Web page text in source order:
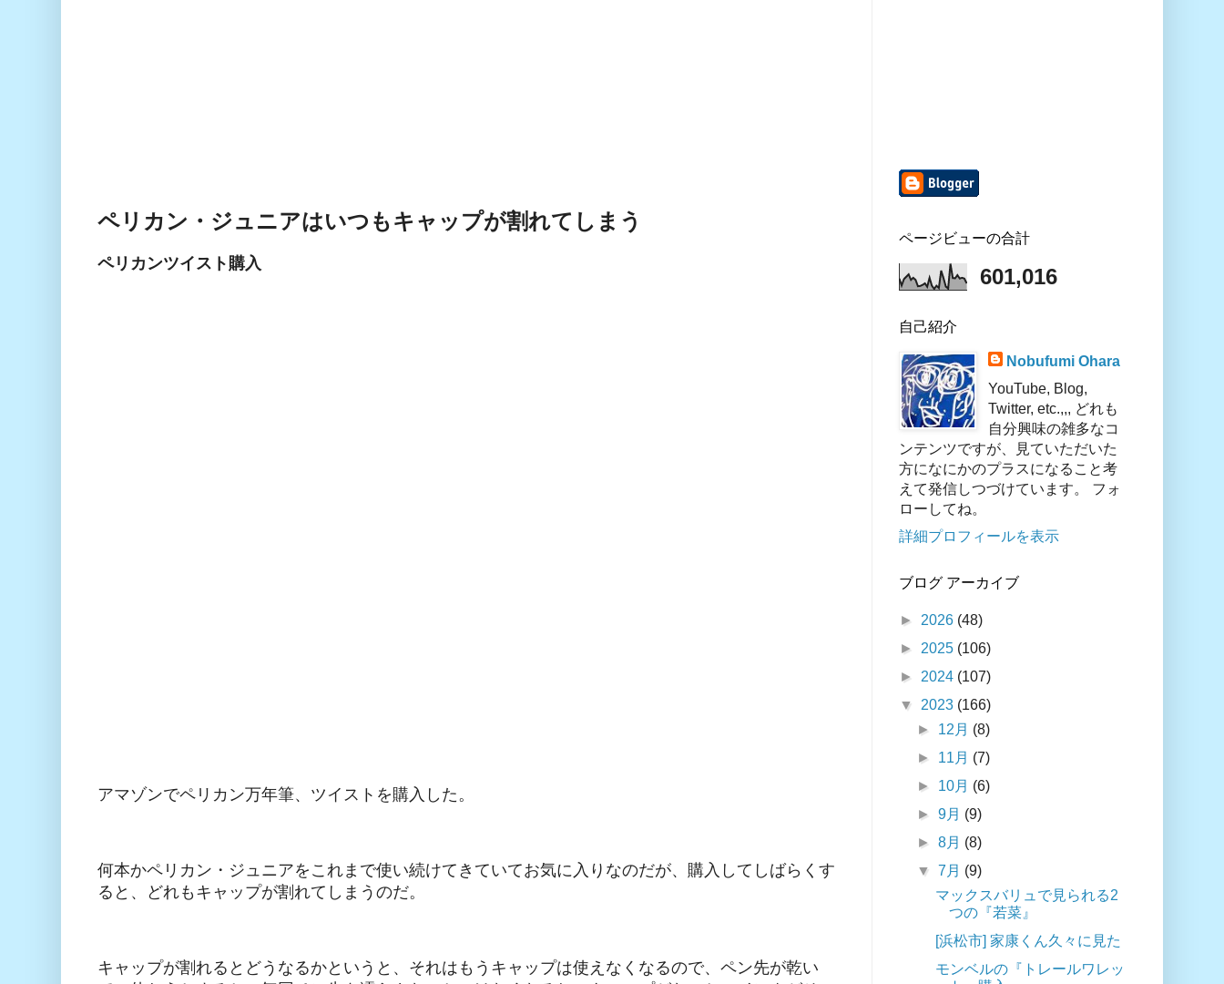
ペリカン・ジュニアはいつもキャップが割れてしまう
ペリカンツイスト購入
アマゾンでペリカン万年筆、ツイストを購入した。
何本かペリカン・ジュニアをこれまで使い続けてきていてお気に入りなのだが、購入してしばらくす
ると、どれもキャップが割れてしまうのだ。
キャップが割れるとどうなるかというと、それはもうキャップは使えなくなるので、ペン先が乾い
ページビューの合計
601,016
自己紹介
Nobufumi Ohara
YouTube, Blog,
Twitter, etc.,,, どれも
自分興味の雑多なコ
ンテンツですが、見ていただいた
方になにかのプラスになること考
えて発信しつづけています。 フォ
ローしてね。
詳細プロフィールを表示
ブログ アーカイブ
► 2026 (48)
► 2025 (106)
► 2024 (107)
▼ 2023 (166)
► 12月 (8)
► 11月 (7)
► 10月 (6)
►9月 (9)
►8月 (8)
▼7月 (9)
マックスバリュで見られる2
つの『若菜』
[浜松市] 家康くん久々に見た
モンベルの『トレールワレッ